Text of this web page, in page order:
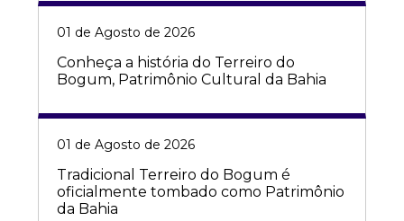
01 de Agosto de 2026
Conheça a história do Terreiro do
Bogum, Patrimônio Cultural da Bahia
01 de Agosto de 2026
Tradicional Terreiro do Bogum é
oficialmente tombado como Patrimônio
da Bahia